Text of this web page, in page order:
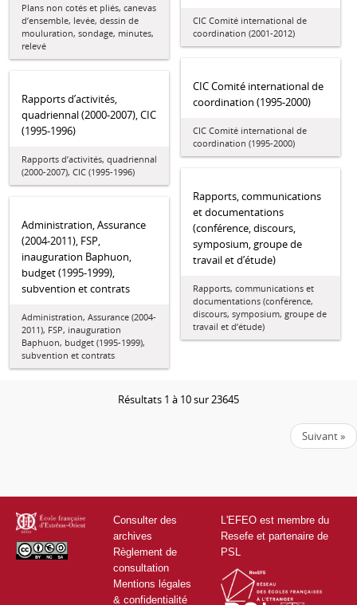
Plans non cotés et pliés, canevas
d’ensemble, levée, dessin de
mouluration, sondage, minutes,
relevé
CIC Comité international de
coordination (2001-2012)
CIC Comité international de
coordination (1995-2000)
CIC Comité international de
coordination (1995-2000)
Rapports d’activités,
quadriennal (2000-2007), CIC
(1995-1996)
Rapports d’activités, quadriennal
(2000-2007), CIC (1995-1996)
Rapports, communications
et documentations
(conférence, discours,
symposium, groupe de
travail et d’étude)
Rapports, communications et
documentations (conférence,
discours, symposium, groupe de
travail et d’étude)
Administration, Assurance
(2004-2011), FSP,
inauguration Baphuon,
budget (1995-1999),
subvention et contrats
Administration, Assurance (2004-
2011), FSP, inauguration
Baphuon, budget (1995-1999),
subvention et contrats
Résultats 1 à 10 sur 23645
Suivant »
Consulter des
archives
Règlement de
consultation
Mentions légales
& confidentialité
L'EFEO est membre du
Resefe et partenaire de
PSL